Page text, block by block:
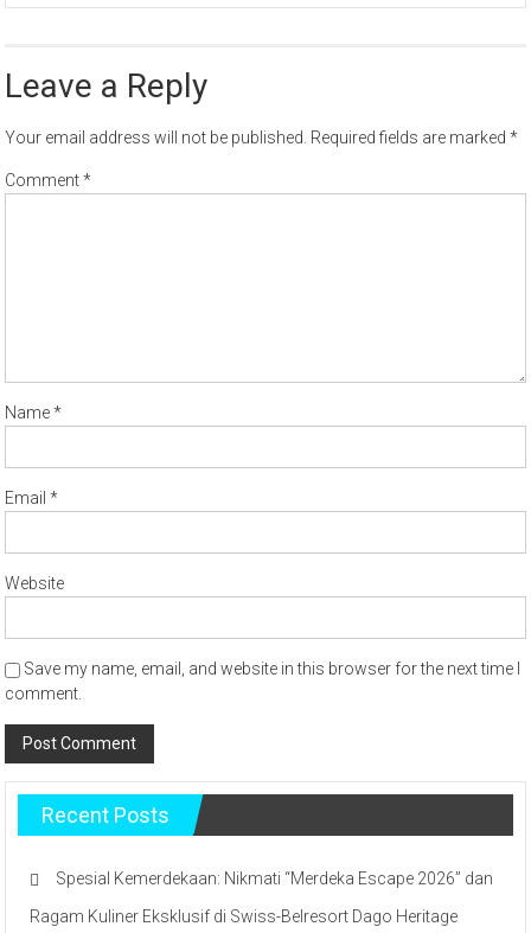
Leave a Reply
Your email address will not be published. Required fields are marked*
Comment*
Name*
Email*
Website
Save my name, email, and website in this browser for the next time I
comment.
Recent Posts
Spesial Kemerdekaan: Nikmati “Merdeka Escape 2026” dan
Ragam Kuliner Eksklusif di Swiss-Belresort Dago Heritage